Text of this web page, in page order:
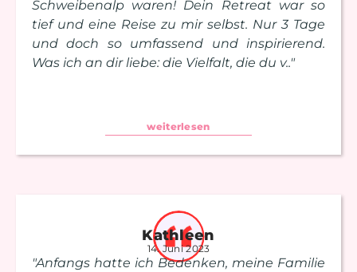
Schweibenalp waren! Dein Retreat war so
tief und eine Reise zu mir selbst. Nur 3 Tage
und doch so umfassend und inspirierend.
Was ich an dir liebe: die Vielfalt, die du v.."
weiterlesen
Kathleen
14. Juni 2023
"Anfangs hatte ich Bedenken, meine Familie